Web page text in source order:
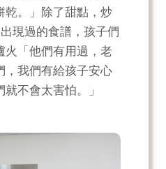
乾。」除了甜點，炒
現過的食譜，孩子們
火「他們有用過，老
，我們有給孩子安心
不會太害怕。」